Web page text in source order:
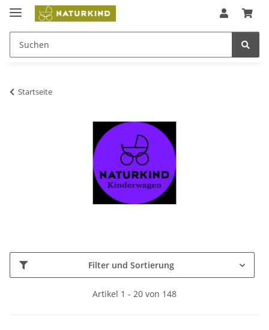
Startseite
Filter und Sortierung
Artikel 1 - 20 von 148